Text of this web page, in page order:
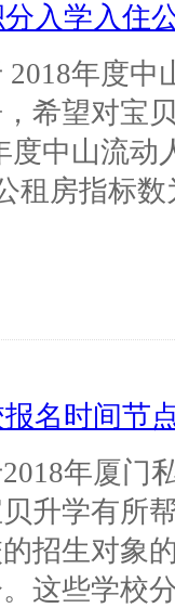
入学入住
年度中
希望对宝
度中山流动
租房指标
名时间节
年厦门
升学有所
招生对象
这些学校